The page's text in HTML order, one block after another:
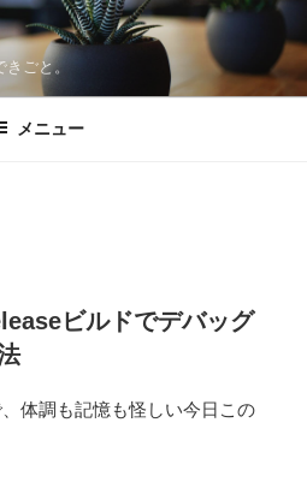
ごと。
メニュー
ビルドでデバッグ
体調も記憶も怪しい今日この